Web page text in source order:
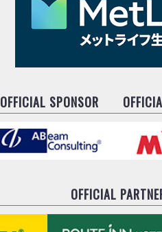
OFFICIAL SPONSOR
OFFICIAL